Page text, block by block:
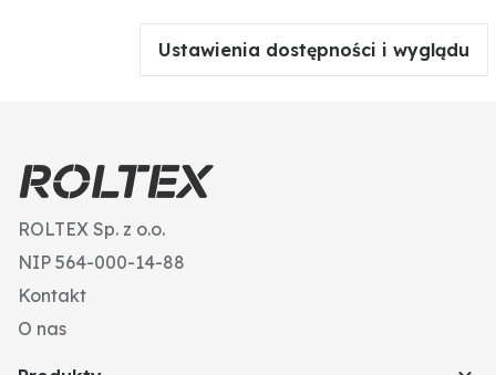
Ustawienia dostępności i wyglądu
ROLTEX Sp. z o.o.
NIP 564-000-14-88
Kontakt
O nas